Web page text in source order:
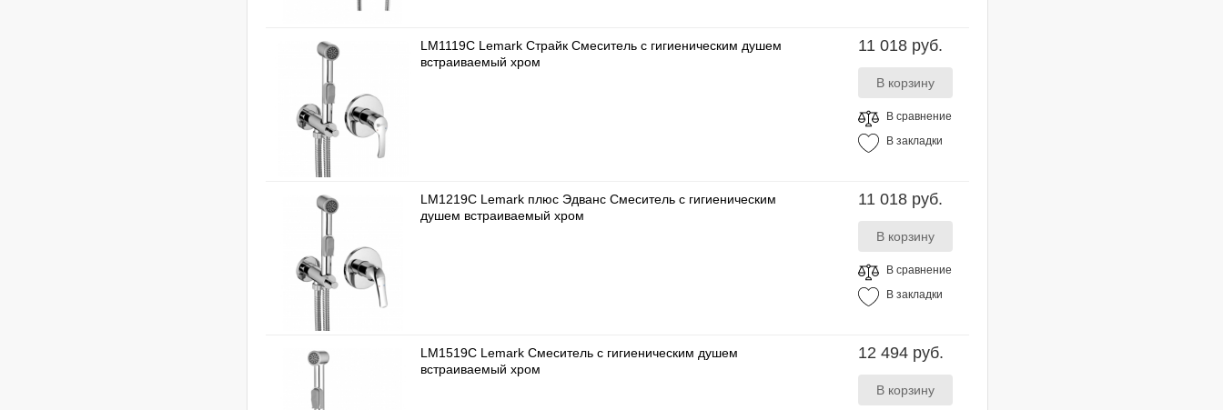
LM1119C Lemark Страйк Смеситель с гигиеническим душем
встраиваемый хром
11 018 руб.
В сравнение
В закладки
LM1219C Lemark плюс Эдванс Смеситель с гигиеническим
душем встраиваемый хром
11 018 руб.
В сравнение
В закладки
LM1519C Lemark Смеситель с гигиеническим душем
встраиваемый хром
12 494 руб.